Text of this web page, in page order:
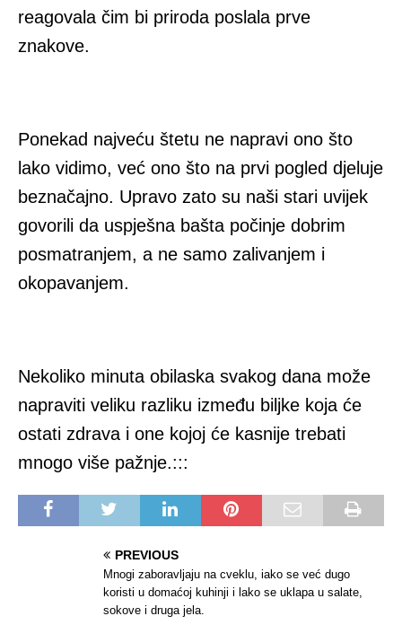
reagovala čim bi priroda poslala prve
znakove.
Ponekad najveću štetu ne napravi ono što
lako vidimo, već ono što na prvi pogled djeluje
beznačajno. Upravo zato su naši stari uvijek
govorili da uspješna bašta počinje dobrim
posmatranjem, a ne samo zalivanjem i
okopavanjem.
Nekoliko minuta obilaska svakog dana može
napraviti veliku razliku između biljke koja će
ostati zdrava i one kojoj će kasnije trebati
mnogo više pažnje.:::
PREVIOUS
Mnogi zaboravljaju na cveklu, iako se već dugo
koristi u domaćoj kuhinji i lako se uklapa u salate,
sokove i druga jela.